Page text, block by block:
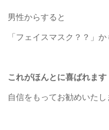
男性からすると
「フェイスマスク？？」
これがほんとに喜ばれます
自信をもってお勧めいたし